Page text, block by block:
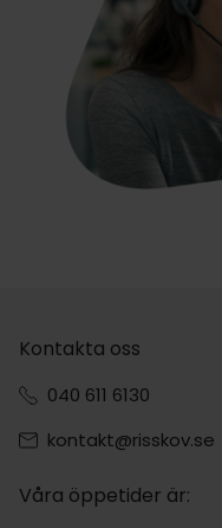
Kontakta oss
040 611 6130
kontakt@risskov.se
Våra öppetider är: